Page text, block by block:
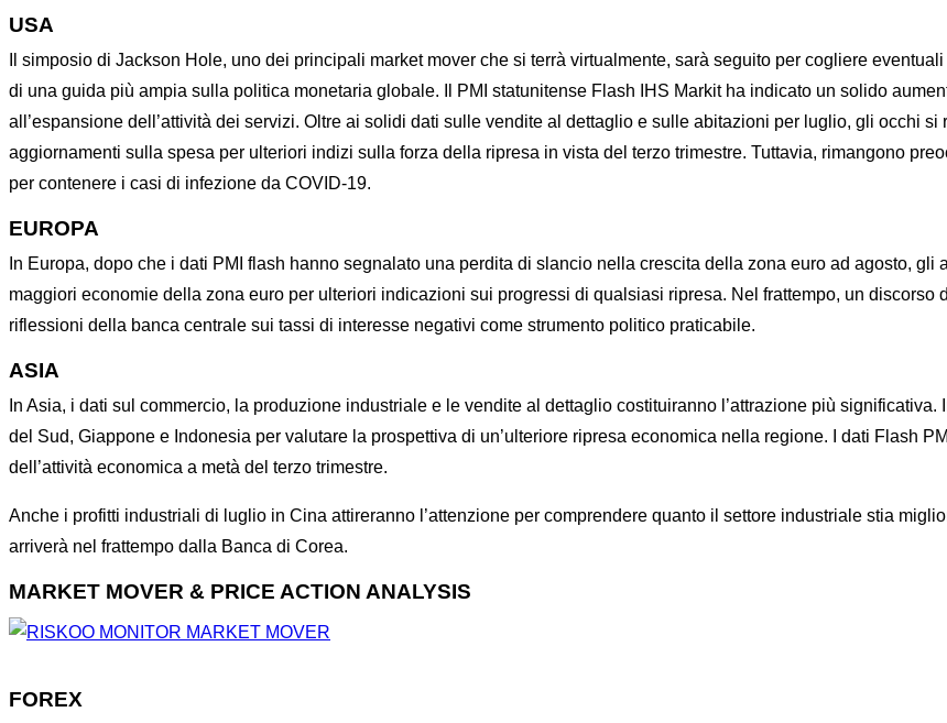
USA
Il simposio di Jackson Hole, uno dei principali market mover che si terrà virtualmente, sarà seguito per cogliere
di una guida più ampia sulla politica monetaria globale. Il PMI statunitense Flash IHS Markit ha indicato un solido
all’espansione dell’attività dei servizi. Oltre ai solidi dati sulle vendite al dettaglio e sulle abitazioni per luglio, gli occhi
aggiornamenti sulla spesa per ulteriori indizi sulla forza della ripresa in vista del terzo trimestre. Tuttavia, rimangono
per contenere i casi di infezione da COVID-19.
EUROPA
In Europa, dopo che i dati PMI flash hanno segnalato una perdita di slancio nella crescita della zona euro ad agosto,
maggiori economie della zona euro per ulteriori indicazioni sui progressi di qualsiasi ripresa. Nel frattempo, un
riflessioni della banca centrale sui tassi di interesse negativi come strumento politico praticabile.
ASIA
In Asia, i dati sul commercio, la produzione industriale e le vendite al dettaglio costituiranno l’attrazione più
del Sud, Giappone e Indonesia per valutare la prospettiva di un’ulteriore ripresa economica nella regione. I dati Flash
dell’attività economica a metà del terzo trimestre.
Anche i profitti industriali di luglio in Cina attireranno l’attenzione per comprendere quanto il settore industriale stia
arriverà nel frattempo dalla Banca di Corea.
MARKET MOVER & PRICE ACTION ANALYSIS
FOREX